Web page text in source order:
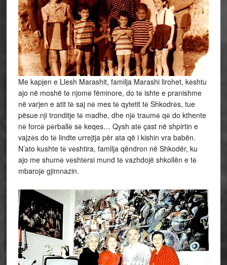
Me kapjen e Llesh Marashit, familja Marashi lirohet, kёshtu
ajo në moshë tё njomё fëminore, do tё ishte e pranishme
në varjen e atit tё saj nё mes tё qytetit tё Shkodrёs, tue
pësue nji tronditje tё madhe, dhe njё traumё qё do kthente
nё forcё pёrballё sё keqes… Qysh atё çast në shpirtin e
vajzёs do tё lindte urrejtja për ata që i kishin vra babën.
N’ato kushte tё vёshtira, familja qëndron në Shkodër, ku
ajo me shumё vёshtёrsi mund tё vazhdojë shkollën e tё
mbarojё gjimnazin.